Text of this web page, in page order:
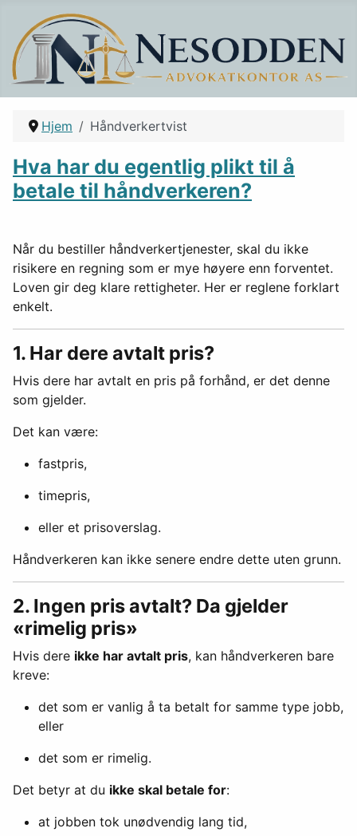
Hjem Håndverkertvist
Hva har du egentlig plikt til å
betale til håndverkeren?
Når du bestiller håndverkertjenester, skal du ikke
risikere en regning som er mye høyere enn forventet.
Loven gir deg klare rettigheter. Her er reglene forklart
enkelt.
1. Har dere avtalt pris?
Hvis dere har avtalt en pris på forhånd, er det denne
som gjelder.
Det kan være:
fastpris,
timepris,
eller et prisoverslag.
Håndverkeren kan ikke senere endre dette uten grunn.
2. Ingen pris avtalt? Da gjelder
«rimelig pris»
Hvis dere ikke har avtalt pris, kan håndverkeren bare
kreve:
det som er vanlig å ta betalt for samme type jobb,
eller
det som er rimelig.
Det betyr at du ikke skal betale for:
at jobben tok unødvendig lang tid,